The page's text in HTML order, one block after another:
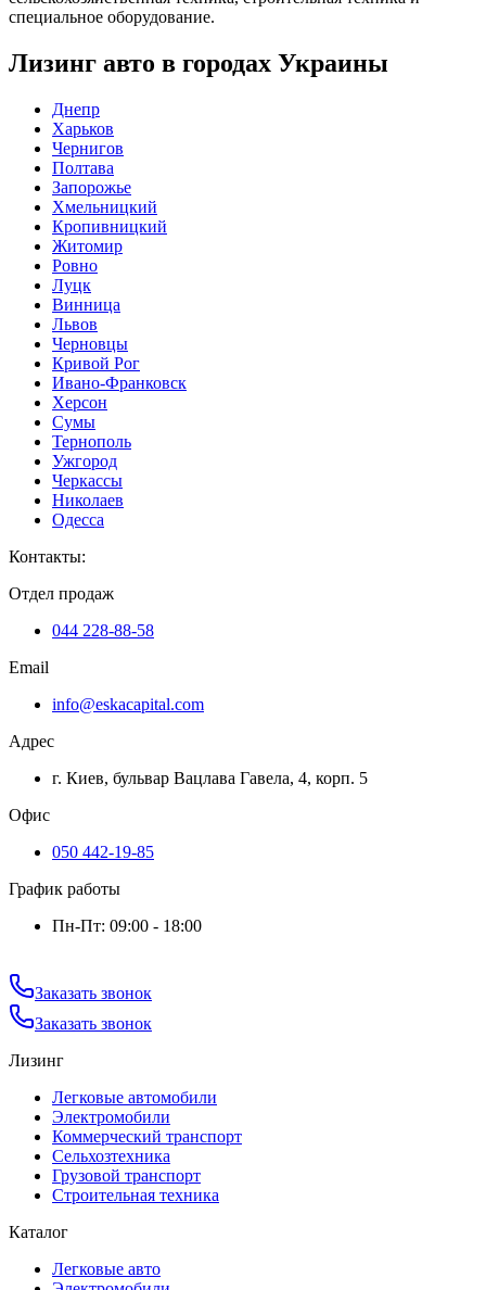
специальное оборудование.
Лизинг авто в городах Украины
Днепр
Харьков
Чернигов
Полтава
Запорожье
Хмельницкий
Кропивницкий
Житомир
Ровно
Луцк
Винница
Львов
Черновцы
Кривой Рог
Ивано-Франковск
Херсон
Сумы
Тернополь
Ужгород
Черкассы
Николаев
Одесса
Контакты:
Отдел продаж
044 228-88-58
Email
info@eskacapital.com
Адрес
г. Киев, бульвар Вацлава Гавела, 4, корп. 5
Офис
050 442-19-85
График работы
Пн-Пт: 09:00 - 18:00
Заказать звонок
Заказать звонок
Лизинг
Легковые автомобили
Электромобили
Коммерческий транспорт
Сельхозтехника
Грузовой транспорт
Строительная техника
Каталог
Легковые авто